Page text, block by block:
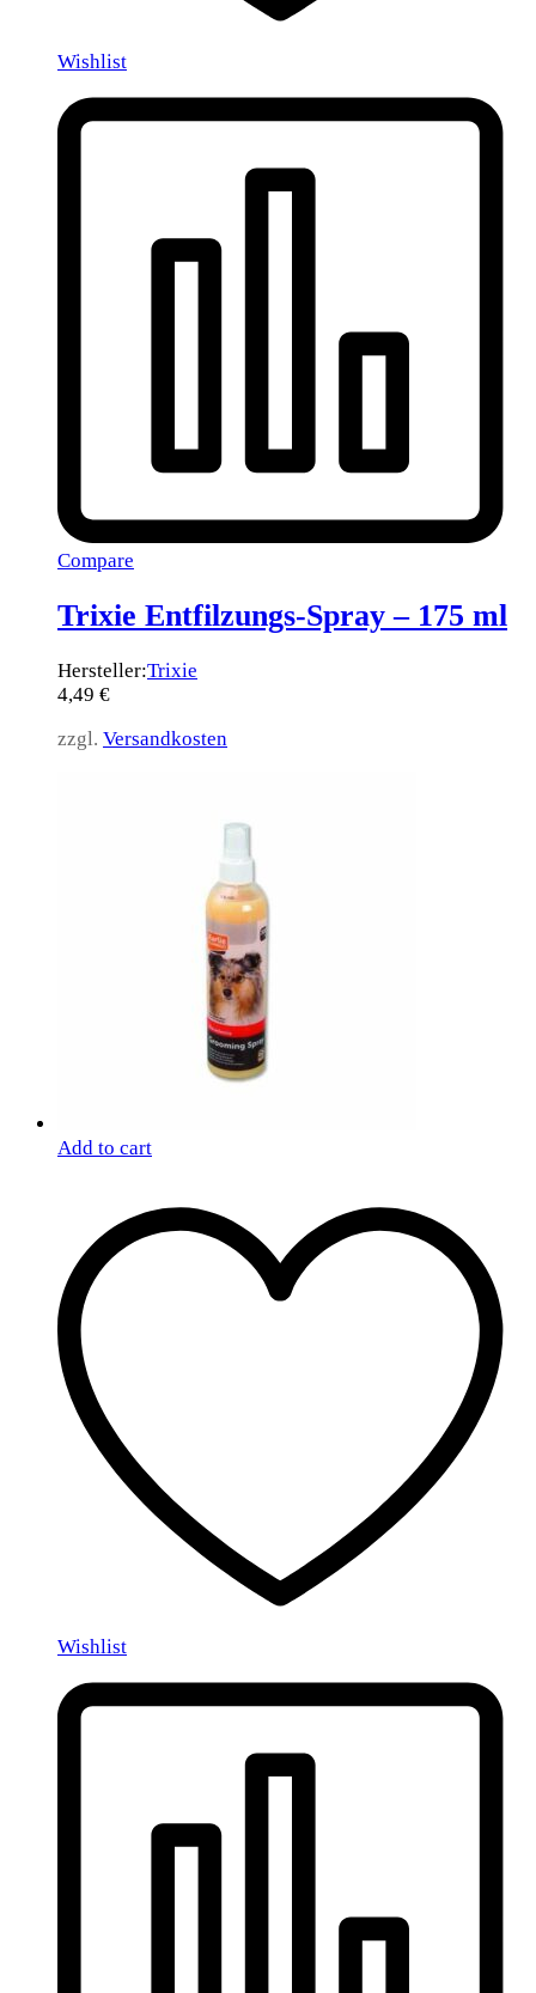
Wishlist
Compare
Trixie Entfilzungs-Spray – 175 ml
Hersteller:Trixie
4,49 €
zzgl. Versandkosten
Add to cart
Wishlist